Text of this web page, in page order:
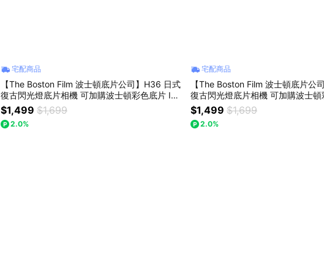
宅配商品
【The Boston Film 波士頓底片公司】H36 日式
復古閃光燈底片相機 可加購波士頓彩色底片 ISO
400 12張 乙盒 - 橘黃
$1,499 $1,699
2.0%
宅配商品
【The Boston Film 波士頓底片公
復古閃光燈底片相機 可加購波士頓
400 12張 乙盒 - 棕色
$1,499 $1,699
2.0%